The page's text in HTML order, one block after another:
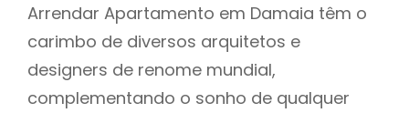
Arrendar Apartamento em Damaia têm o
carimbo de diversos arquitetos e
designers de renome mundial,
complementando o sonho de qualquer